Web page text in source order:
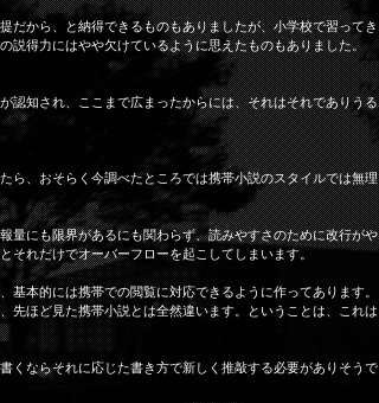
から、と納得できるものもありましたが、小学校で習ってき
説得力にはやや欠けているように思えたものもありました。
知され、ここまで広まったからには、それはそれでありうる
、おそらく今調べたところでは携帯小説のスタイルでは無理
にも限界があるにも関わらず、読みやすさのために改行がや
それだけでオーバーフローを起こしてしまいます。
基本的には携帯での閲覧に対応できるように作ってあります。
先ほど見た携帯小説とは全然違います。ということは、これは
ならそれに応じた書き方で新しく推敲する必要がありそうで